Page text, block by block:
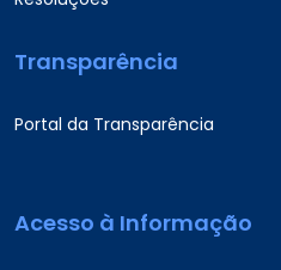
Transparência
Portal da Transparência
Acesso à Informação